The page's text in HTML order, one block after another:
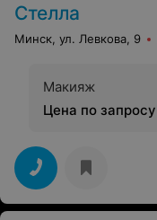
Стелла
Минск, ул. Левкова, 9
Макияж
Цена по запросу